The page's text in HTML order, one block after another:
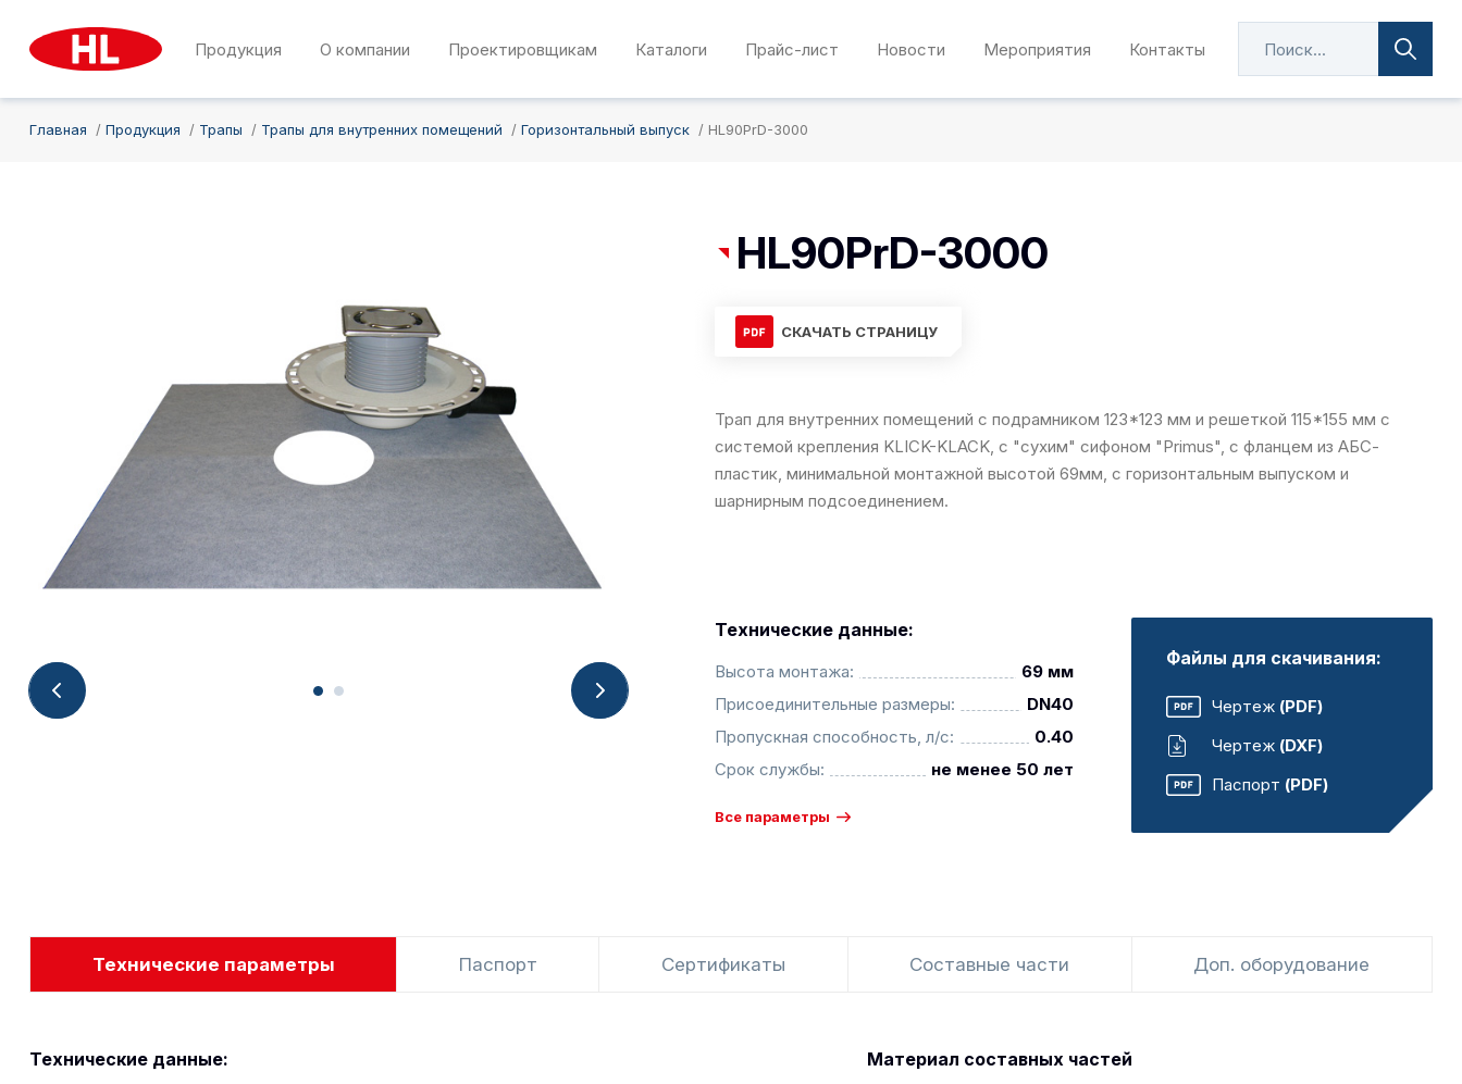
Продукция О компании Проектировщикам Каталоги Прайс-лист Новости Мероприятия Контакты
Главная Продукция Трапы Трапы для внутренних помещений Горизонтальный выпуск HL90PrD-3000
HL90PrD-3000
СКАЧАТЬ СТРАНИЦУ
Трап для внутренних помещений с подрамником 123*123 мм и решеткой 115*155 мм с
системой крепления KLICK-KLACK, с "сухим" сифоном "Primus", с фланцем из АБС-
пластик, минимальной монтажной высотой 69мм, с горизонтальным выпуском и
шарнирным подсоединением.
Технические данные:
Высота монтажа:
69 мм
Присоединительные размеры:
DN40
Пропускная способность, л/с:
0.40
Срок службы:
не менее 50 лет
Все параметры
Файлы для скачивания:
Чертеж (PDF)
Чертеж (DXF)
Паспорт (PDF)
Технические параметры Паспорт Сертификаты Составные части Доп. оборудование
Технические данные: Материал составных частей